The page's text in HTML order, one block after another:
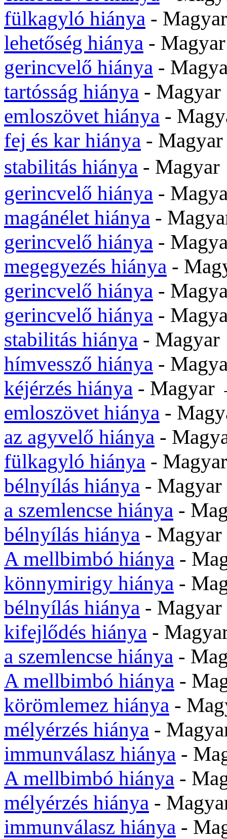
fülkagyló hiánya -
lehetőség hiánya -
gerincvelő hiánya -
tartósság hiánya -
emloszövet hiánya -
fej és kar hiánya -
stabilitás hiánya -
gerincvelő hiánya -
magánélet hiánya -
gerincvelő hiánya -
megegyezés hiánya -
gerincvelő hiánya -
gerincvelő hiánya -
stabilitás hiánya -
hímvessző hiánya -
kéjérzés hiánya - Magyar
emloszövet hiánya -
az agyvelő hiánya -
fülkagyló hiánya -
bélnyílás hiánya -
a szemlencse hiánya -
bélnyílás hiánya -
A mellbimbó hiánya -
könnymirigy hiánya -
bélnyílás hiánya -
kifejlődés hiánya -
a szemlencse hiánya -
A mellbimbó hiánya -
körömlemez hiánya -
mélyérzés hiánya -
immunválasz hiánya -
A mellbimbó hiánya -
mélyérzés hiánya -
immunválasz hiánya -